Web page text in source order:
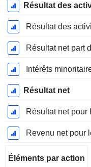
Résultat des
Résultat des
Résultat net part
Intérêts
Résultat net
Éléments par action